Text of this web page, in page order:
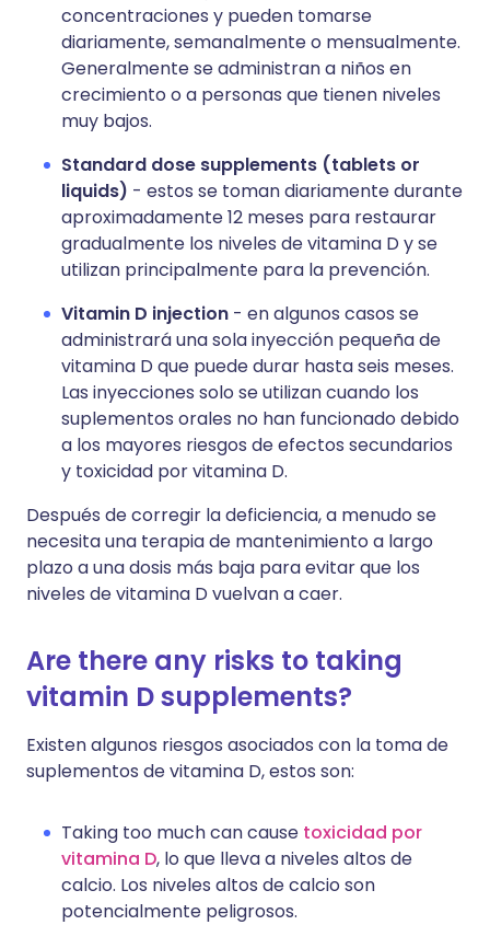
concentraciones y pueden tomarse
diariamente, semanalmente o mensualmente.
Generalmente se administran a niños en
crecimiento o a personas que tienen niveles
muy bajos.
Standard dose supplements (tablets or
liquids) - estos se toman diariamente durante
aproximadamente 12 meses para restaurar
gradualmente los niveles de vitamina D y se
utilizan principalmente para la prevención.
Vitamin D injection - en algunos casos se
administrará una sola inyección pequeña de
vitamina D que puede durar hasta seis meses.
Las inyecciones solo se utilizan cuando los
suplementos orales no han funcionado debido
a los mayores riesgos de efectos secundarios
y toxicidad por vitamina D.
Después de corregir la deficiencia, a menudo se
necesita una terapia de mantenimiento a largo
plazo a una dosis más baja para evitar que los
niveles de vitamina D vuelvan a caer.
Are there any risks to taking
vitamin D supplements?
Existen algunos riesgos asociados con la toma de
suplementos de vitamina D, estos son:
Taking too much can cause toxicidad por
vitamina D, lo que lleva a niveles altos de
calcio. Los niveles altos de calcio son
potencialmente peligrosos.